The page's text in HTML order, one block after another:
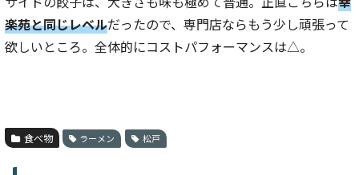
楽苑と同じレベルだったので、専門店ならもう少し頑張って
欲しいところ。全体的にコストパフォーマンスは△。
食べ物 ラーメン 松戸